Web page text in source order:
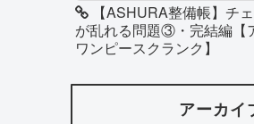
【ASHURA整備帳】チ
が乱れる問題③・完結編【
ワンピースクランク】
アーカイ